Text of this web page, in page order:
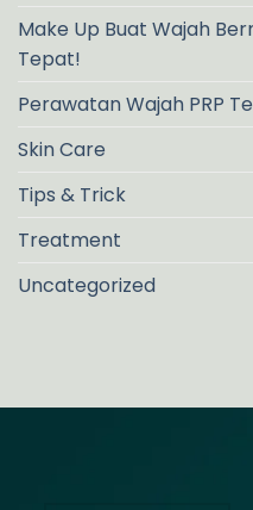
Make Up Buat Wajah
Tepat!
Perawatan Wajah PRP
Skin Care
Tips & Trick
Treatment
Uncategorized